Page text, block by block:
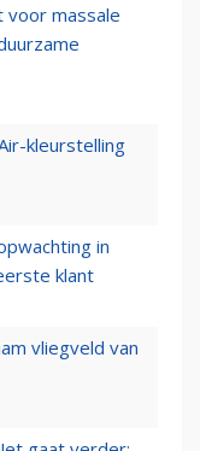
voor massale
kleurstelling
in
klant
vliegveld van